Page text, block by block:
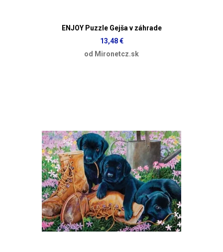
ENJOY Puzzle Gejša v záhrade
13,48 €
od Mironetcz.sk